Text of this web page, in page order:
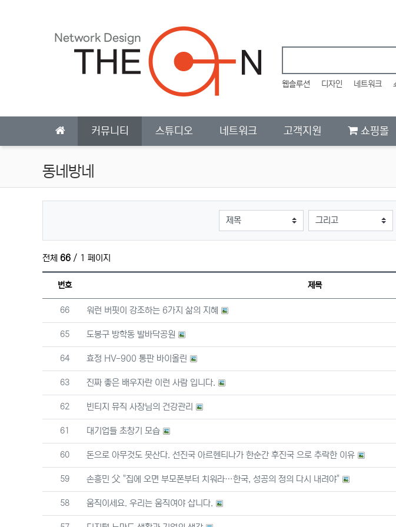
웹솔루션 디자인 네트워크
커뮤니티 스튜디오 네트워크 고객지원 쇼핑몰
동네방네
검색대상
전체 66 / 1 페이지
번호 제목
번호
66 워런 버핏이 강조하는 6가지 삶의 지혜
번호
65 도봉구 방학동 발바닥공원
번호
64 효정 HV-900 통판 바이올린
번호
63 진짜 좋은 배우자란 이런 사람 입니다.
번호
62 빈티지 뮤직 사장님의 건강관리
번호
61 대기업들 초창기 모습
번호
60 돈으로 아무것도 못산다. 선진국 아르헨티나가 한순간 후진국 으로 추락한 이유
번호
59 손흥민 父 "집에 오면 부모폰부터 치워라…한국, 성공의 정의 다시 내려야"
번호
58 움직이세요. 우리는 움직여야 삽니다.